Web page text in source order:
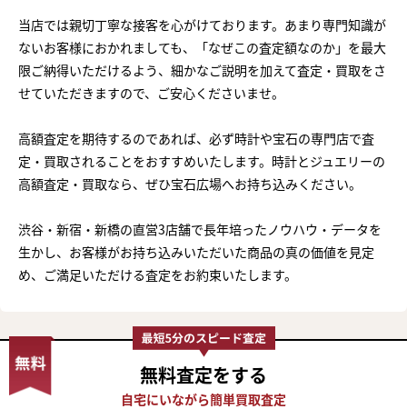
当店では親切丁寧な接客を心がけております。あまり専門知識が
ないお客様におかれましても、「なぜこの査定額なのか」を最大
限ご納得いただけるよう、細かなご説明を加えて査定・買取をさ
せていただきますので、ご安心くださいませ。
高額査定を期待するのであれば、必ず時計や宝石の専門店で査
定・買取されることをおすすめいたします。時計とジュエリーの
高額査定・買取なら、ぜひ宝石広場へお持ち込みください。
渋谷・新宿・新橋の直営3店舗で長年培ったノウハウ・データを
生かし、お客様がお持ち込みいただいた商品の真の価値を見定
め、ご満足いただける査定をお約束いたします。
無料査定をする